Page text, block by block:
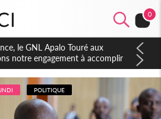
0
réforme constitutionnelle en
un exclu d'avance
POLITIQUE